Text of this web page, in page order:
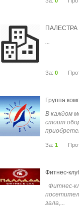
ПАЛЕСТРА
...
За: 0
Группа
В каждом
стоит
За: 1
Фитнес-
Фитнес-
зала,...